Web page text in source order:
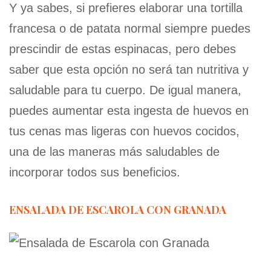
Y ya sabes, si prefieres elaborar una tortilla
francesa o de patata normal siempre puedes
prescindir de estas espinacas, pero debes
saber que esta opción no será tan nutritiva y
saludable para tu cuerpo. De igual manera,
puedes aumentar esta ingesta de huevos en
tus cenas mas ligeras con huevos cocidos,
una de las maneras más saludables de
incorporar todos sus beneficios.
ENSALADA DE ESCAROLA CON GRANADA